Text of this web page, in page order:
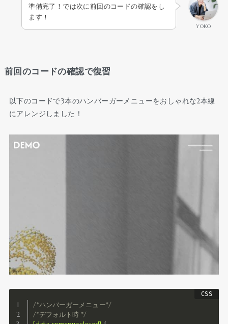
YOKO
準備完了！では次に前回のコードの確認をし
ます！
前回のコードの確認で復習
以下のコードで3本のハンバーガーメニューをおしゃれな2本線
にアレンジしました！
/*ハンバーガーメニュー*/
/*デフォルト時 */